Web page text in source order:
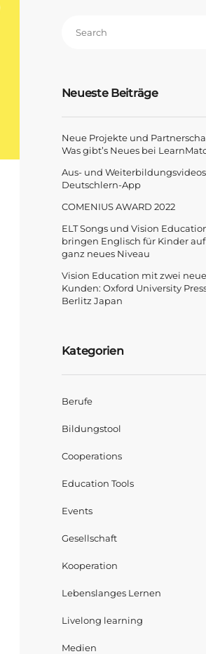
Neueste Beiträge
Neue Projekte und
Was gibt’s Neues bei
Aus- und
Deutschlern-App
COMENIUS AWARD 2022
ELT Songs und Vision
bringen Englisch für Kinder
ganz neues Niveau
Vision Education mit zwei
Kunden: Oxford University
Berlitz Japan
Kategorien
Berufe
Bildungstool
Cooperations
Education Tools
Events
Gesellschaft
Kooperation
Lebenslanges Lernen
Livelong learning
Medien